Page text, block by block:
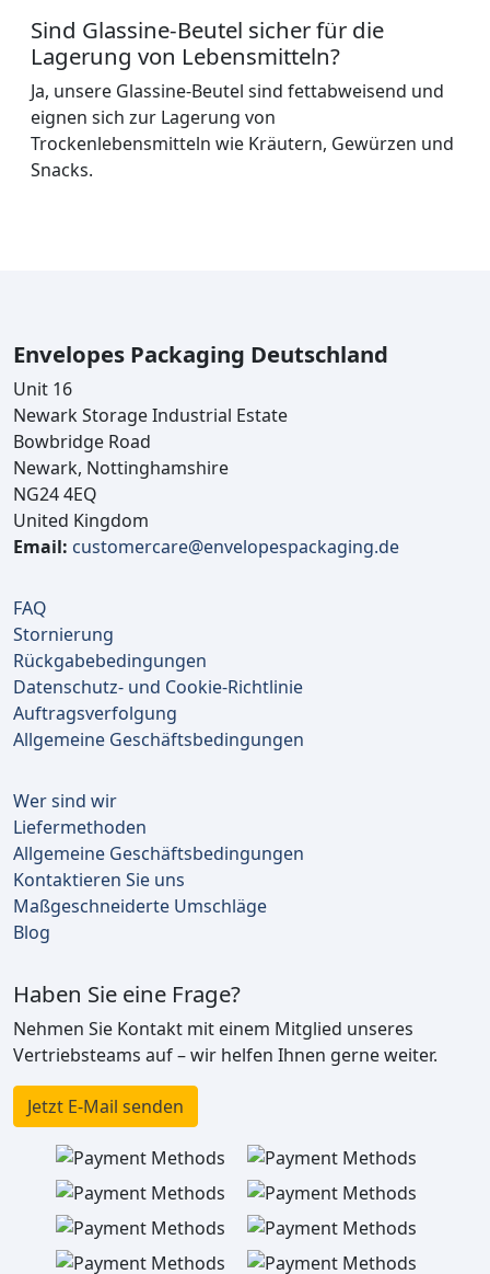
Sind Glassine-Beutel sicher für die
Lagerung von Lebensmitteln?
Ja, unsere Glassine-Beutel sind fettabweisend und
eignen sich zur Lagerung von
Trockenlebensmitteln wie Kräutern, Gewürzen und
Snacks.
Envelopes Packaging Deutschland
Unit 16
Newark Storage Industrial Estate
Bowbridge Road
Newark, Nottinghamshire
NG24 4EQ
United Kingdom
Email: customercare@envelopespackaging.de
FAQ
Stornierung
Rückgabebedingungen
Datenschutz- und Cookie-Richtlinie
Auftragsverfolgung
Allgemeine Geschäftsbedingungen
Wer sind wir
Liefermethoden
Allgemeine Geschäftsbedingungen
Kontaktieren Sie uns
Maßgeschneiderte Umschläge
Blog
Haben Sie eine Frage?
Nehmen Sie Kontakt mit einem Mitglied unseres
Vertriebsteams auf – wir helfen Ihnen gerne weiter.
Jetzt E-Mail senden